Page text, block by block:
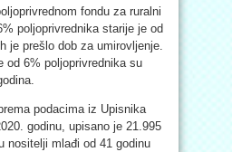
fondu za ruralni
poljoprivrednika starije je od
je prešlo dob za umirovljenje.
od 6% poljoprivrednika su
podacima iz Upisnika
godinu, upisano je 21.995
nositelji mlađi od 41 godinu